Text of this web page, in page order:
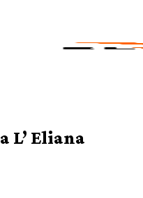
L’ Eliana